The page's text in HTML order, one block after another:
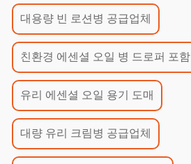
대용량 빈 로션병 공급업체
친환경 에센셜 오일 병 드로퍼 포함
유리 에센셜 오일 용기 도매
대량 유리 크림병 공급업체